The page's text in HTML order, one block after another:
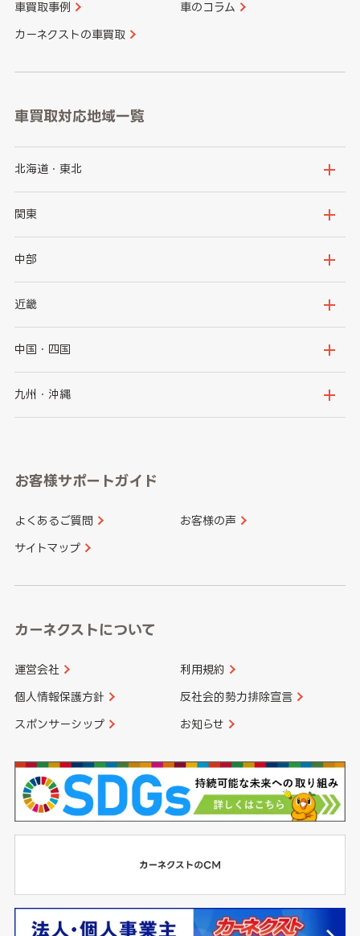
車買取事例 車のコラム
カーネクストの車買取
車買取対応地域一覧
北海道・東北
北海道
岩手県
秋田県
関東
茨城県
群馬県
千葉県
神奈川県
中部
新潟県
石川県
山梨県
愛知県
近畿
大阪府
京都府
和歌山県
中国・四国
鳥取県
山口県
香川県 愛媛県
九州・沖縄
長崎県
大分県 宮崎県
お客様サポートガイド
よくあるご質問 お客様の声
サイトマップ
カーネクストについて
運営会社 利用規約
個人情報保護方針 反社会的勢力排除宣言
スポンサーシップ お知らせ